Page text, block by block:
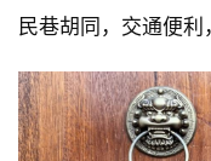
民巷胡同，交通便利